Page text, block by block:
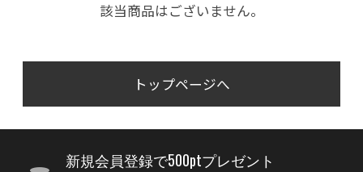
該当商品はございません。
トップページへ
新規会員登録で500ptプレゼント